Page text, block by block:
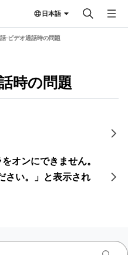
日本語
⋅ビデオ通話時の問題
時の問題
オンにできません。
さい。」と表示され